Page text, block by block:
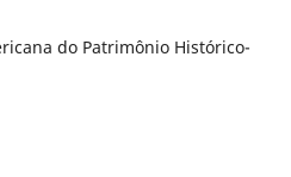
do Patrimônio Histórico-